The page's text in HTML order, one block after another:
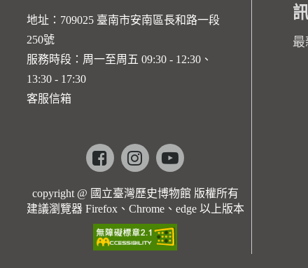
地址：709025 臺南市安南區長和路一段
250號
服務時段：周一至周五 09:30 - 12:30、
13:30 - 17:30
客服信箱
Facebookinstagramyoutube
copyright @ 國立臺灣歷史博物館 版權所有
建議瀏覽器 Firefox、Chrome、edge 以上版本
最